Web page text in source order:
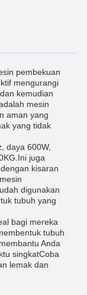
pembekuan
mengurangi
kemudian
mesin
aman yang
yang tidak
daya 600W,
juga
kisaran
digunakan
tubuh yang
bagi mereka
tubuh
Anda
singkatCoba
lemak dan